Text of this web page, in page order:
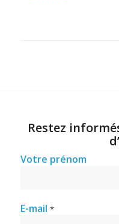
Restez
Votre prénom
E-mail *